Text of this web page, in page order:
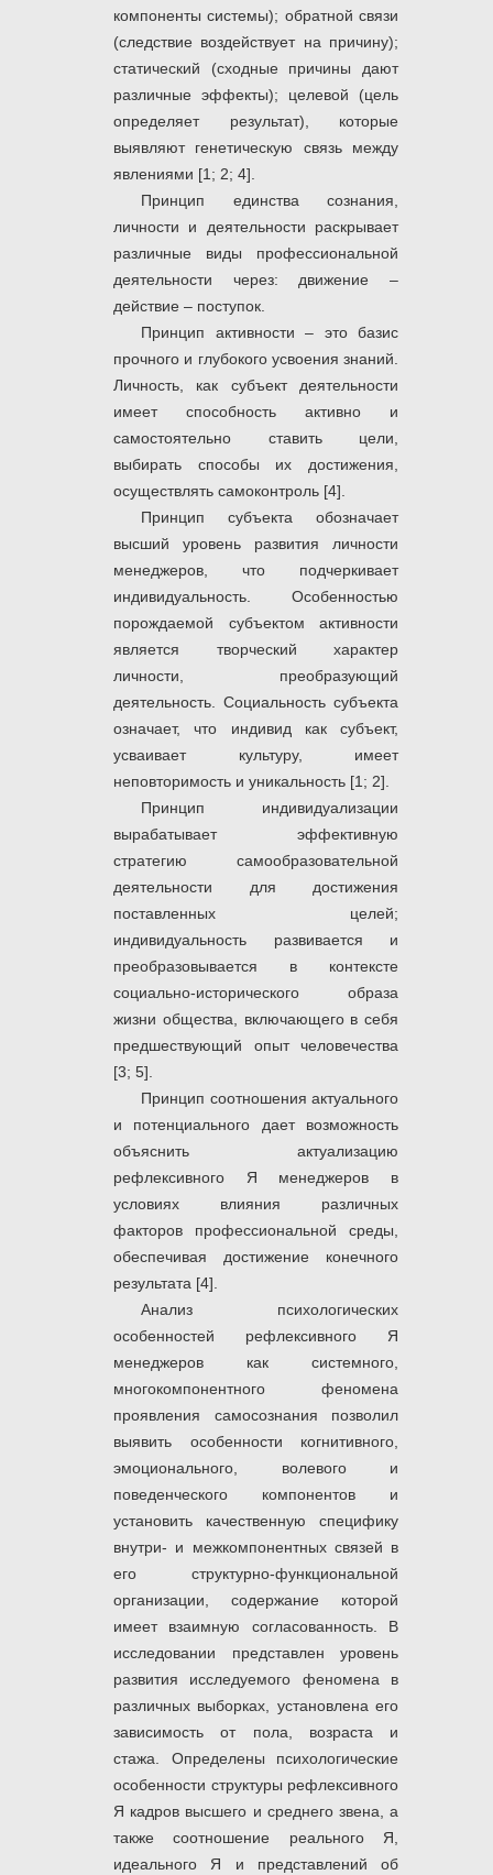
компоненты системы); обратной связи
(следствие воздействует на причину);
статический (сходные причины дают
различные эффекты); целевой (цель
определяет результат), которые
выявляют генетическую связь между
явлениями [1; 2; 4].
Принцип единства сознания,
личности и деятельности раскрывает
различные виды профессиональной
деятельности через: движение –
действие – поступок.
Принцип активности – это базис
прочного и глубокого усвоения знаний.
Личность, как субъект деятельности
имеет способность активно и
самостоятельно ставить цели,
выбирать способы их достижения,
осуществлять самоконтроль [4].
Принцип субъекта обозначает
высший уровень развития личности
менеджеров, что подчеркивает
индивидуальность. Особенностью
порождаемой субъектом активности
является творческий характер
личности, преобразующий
деятельность. Социальность субъекта
означает, что индивид как субъект,
усваивает культуру, имеет
неповторимость и уникальность [1; 2].
Принцип индивидуализации
вырабатывает эффективную
стратегию самообразовательной
деятельности для достижения
поставленных целей;
индивидуальность развивается и
преобразовывается в контексте
социально-исторического образа
жизни общества, включающего в себя
предшествующий опыт человечества
[3; 5].
Принцип соотношения актуального
и потенциального дает возможность
объяснить актуализацию
рефлексивного Я менеджеров в
условиях влияния различных
факторов профессиональной среды,
обеспечивая достижение конечного
результата [4].
Анализ психологических
особенностей рефлексивного Я
менеджеров как системного,
многокомпонентного феномена
проявления самосознания позволил
выявить особенности когнитивного,
эмоционального, волевого и
поведенческого компонентов и
установить качественную специфику
внутри- и межкомпонентных связей в
его структурно-функциональной
организации, содержание которой
имеет взаимную согласованность. В
исследовании представлен уровень
развития исследуемого феномена в
различных выборках, установлена его
зависимость от пола, возраста и
стажа. Определены психологические
особенности структуры рефлексивного
Я кадров высшего и среднего звена, а
также соотношение реального Я,
идеального Я и представлений об